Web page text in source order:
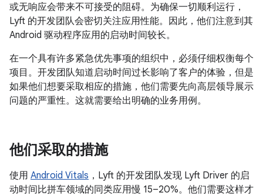
或无响应会带来不可接受的阻碍。为确保一切顺利运行，
Lyft 的开发团队会密切关注应用性能。因此，他们注意到其
Android 驱动程序应用的启动时间较长。
在一个具有许多紧急优先事项的组织中，必须仔细权衡每个
项目。开发团队知道启动时间过长影响了客户的体验，但是
如果他们想要采取相应的措施，他们需要先向高层领导展示
问题的严重性。这就需要给出明确的业务用例。
他们采取的措施
使用 Android Vitals ，Lyft 的开发团队发现 Lyft Driver 的启
动时间比拼车领域的同类应用慢 15–20%。他们需要这样才